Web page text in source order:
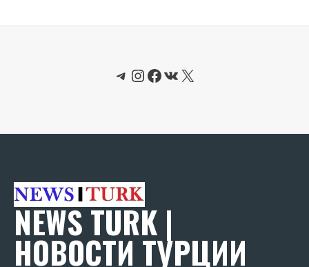
Telegram
Instagram
Facebook
ВКонтакте
X
NEWS TURK |
НОВОСТИ ТУРЦИИ